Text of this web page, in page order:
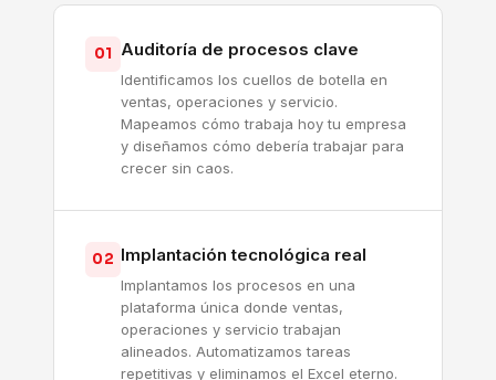
01 Auditoría de procesos clave
Identificamos los cuellos de botella en
ventas, operaciones y servicio.
Mapeamos cómo trabaja hoy tu empresa
y diseñamos cómo debería trabajar para
crecer sin caos.
02 Implantación tecnológica real
Implantamos los procesos en una
plataforma única donde ventas,
operaciones y servicio trabajan
alineados. Automatizamos tareas
repetitivas y eliminamos el Excel eterno.